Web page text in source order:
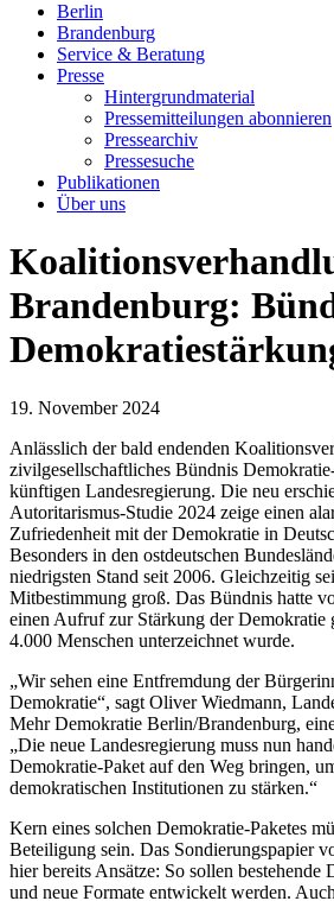
Berlin
Brandenburg
Service & Beratung
Presse
Hintergrundmaterial
Pressemitteilungen abonnieren
Pressearchiv
Pressesuche
Publikationen
Über uns
Brandenburg:
19. November 2024
Anlässlich der bald endenden
zivilgesellschaftliches Bündnis
künftigen Landesregierung. Die neu
Autoritarismus-Studie 2024 zeige einen
Zufriedenheit mit der Demokratie in
Besonders in den ostdeutschen
niedrigsten Stand seit 2006. Gleichzeitig
Mitbestimmung groß. Das Bündnis hatte
einen Aufruf zur Stärkung der Demokratie
4.000 Menschen unterzeichnet wurde.
„Wir sehen eine Entfremdung der
Demokratie“, sagt Oliver Wiedmann,
Mehr Demokratie Berlin/Brandenburg,
„Die neue Landesregierung muss nun
Demokratie-Paket auf den Weg bringen,
demokratischen Institutionen zu stärken.“
Kern eines solchen Demokratie-Paketes
Beteiligung sein. Das Sondierungspapier
hier bereits Ansätze: So sollen
und neue Formate entwickelt werden.